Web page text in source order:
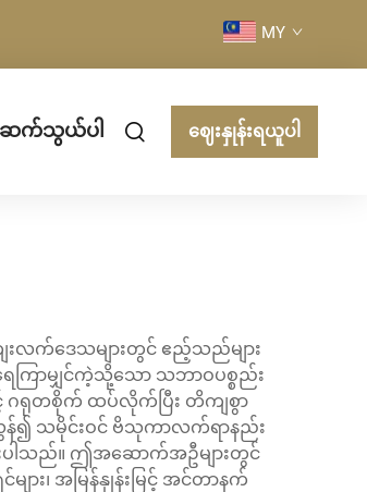
MY
ဆက်သွယ်ပါ ဈေးနှုန်းရယူပါ
းလက်ဒေသများတွင် ဧည့်သည်များ
ကြာမျှင်ကဲ့သို့သော သဘာဝပစ္စည်း
ြင့် ဂရုတစိုက် ထပ်လိုက်ပြီး တိကျစွာ
န်၍ သမိုင်းဝင် ဗိသုကာလက်ရာနည်း
းပါသည်။ ဤအဆောက်အဦများတွင်
ျား၊ အမြန်နှုန်းမြင့် အင်တာနက်